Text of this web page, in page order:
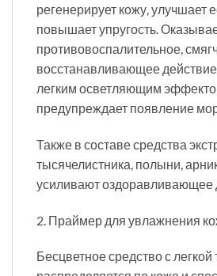
регенерирует кожу, улучшает
повышает упругость.
противовоспалительное,
восстанавливающее
легким осветляющим
предупреждает появление
Также в составе средства
тысячелистника, полыни,
усиливают оздоравливающее
2. Праймер для увлажнения
Бесцветное средство с легкой